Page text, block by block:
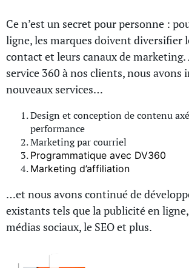
Ce n’est un secret pour personne :
ligne, les marques doivent diversifier
contact et leurs canaux de
service 360 à nos clients, nous
nouveaux services…
Design et conception de contenu
performance
Marketing par courriel
Programmatique avec DV360
Marketing d’affiliation
…et nous avons continué de
existants tels que la publicité en
médias sociaux, le SEO et plus.